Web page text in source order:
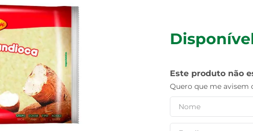
Este produto não
Quero que me avisem